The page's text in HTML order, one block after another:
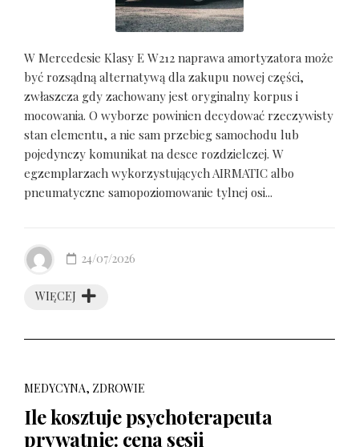
W Mercedesie Klasy E W212 naprawa amortyzatora może
być rozsądną alternatywą dla zakupu nowej części,
zwłaszcza gdy zachowany jest oryginalny korpus i
mocowania. O wyborze powinien decydować rzeczywisty
stan elementu, a nie sam przebieg samochodu lub
pojedynczy komunikat na desce rozdzielczej. W
egzemplarzach wykorzystujących AIRMATIC albo
pneumatyczne samopoziomowanie tylnej osi...
WIĘCEJ
24/07/2026
MEDYCYNA, ZDROWIE
Ile kosztuje psychoterapeuta
prywatnie: cena sesji